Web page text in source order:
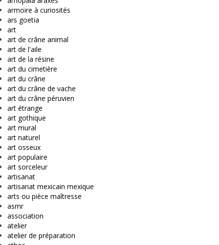
armoire à curiosités
ars goetia
art
art de crâne animal
art de l'aile
art de la résine
art du cimetière
art du crâne
art du crâne de vache
art du crâne péruvien
art étrange
art gothique
art mural
art naturel
art osseux
art populaire
art sorceleur
artisanat
artisanat mexicain mexique
arts ou pièce maîtresse
asmr
association
atelier
atelier de préparation